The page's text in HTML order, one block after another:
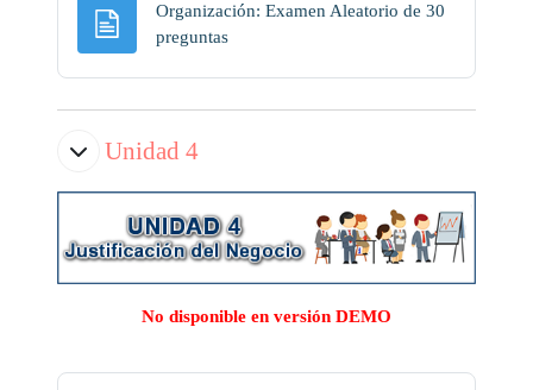
Organización: Examen Aleatorio de 30
preguntasPágina
Unidad 4
No disponible en versión DEMO